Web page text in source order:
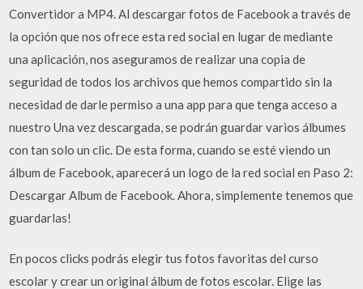
Convertidor a MP4. Al descargar fotos de Facebook a través de
la opción que nos ofrece esta red social en lugar de mediante
una aplicación, nos aseguramos de realizar una copia de
seguridad de todos los archivos que hemos compartido sin la
necesidad de darle permiso a una app para que tenga acceso a
nuestro Una vez descargada, se podrán guardar varios álbumes
con tan solo un clic. De esta forma, cuando se esté viendo un
álbum de Facebook, aparecerá un logo de la red social en Paso 2:
Descargar Album de Facebook. Ahora, simplemente tenemos que
guardarlas!
En pocos clicks podrás elegir tus fotos favoritas del curso
escolar y crear un original álbum de fotos escolar. Elige las